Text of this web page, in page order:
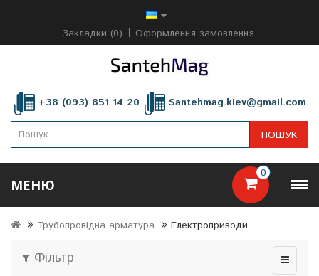
Закладки (0) Оформлення замовлення
+38 (093) 851 14 20 Santehmag.kiev@gmail.com
0
ПОШУК
МЕНЮ
Трубопровідна арматура Електроприводи
Фільтр